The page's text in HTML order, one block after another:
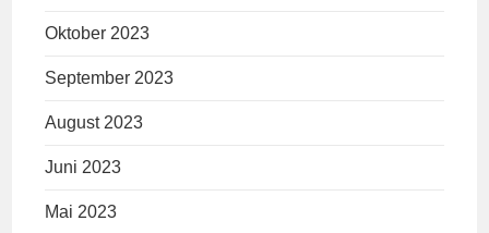
Oktober 2023
September 2023
August 2023
Juni 2023
Mai 2023